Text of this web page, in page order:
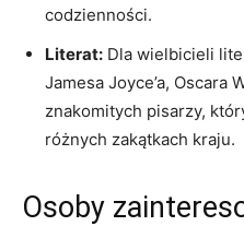
⁣codzienności.
Literat: Dla ‌wielbicieli
Jamesa Joyce’a, Oscara⁢
‌znakomitych ⁢pisarzy,
różnych ‌zakątkach kraju.
Osoby